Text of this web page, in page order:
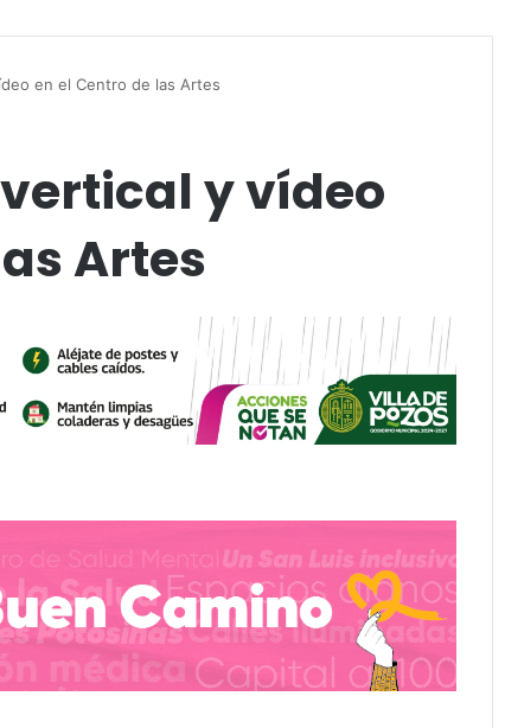
en el Centro de las Artes
y vídeo
Artes